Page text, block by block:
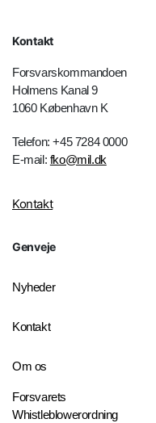
Kontakt
Forsvarskommandoen
Holmens Kanal 9
1060 København K
Telefon: +45 7284 0000
E-mail: fko@mil.dk
Kontakt
Genveje
Nyheder
Kontakt
Om os
Forsvarets
Whistleblowerordning